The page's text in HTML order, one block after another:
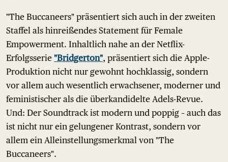
"The Buccaneers" präsentiert sich auch in der zweiten
Staffel als hinreißendes Statement für Female
Empowerment. Inhaltlich nahe an der Netflix-
Erfolgsserie "Bridgerton", präsentiert sich die Apple-
Produktion nicht nur gewohnt hochklassig, sondern
vor allem auch wesentlich erwachsener, moderner und
feministischer als die überkandidelte Adels-Revue.
Und: Der Soundtrack ist modern und poppig – auch das
ist nicht nur ein gelungener Kontrast, sondern vor
allem ein Alleinstellungsmerkmal von "The
Buccaneers".